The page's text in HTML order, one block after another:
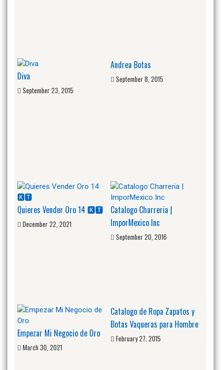
Diva
September 23, 2015
Andrea Botas
September 8, 2015
Quieres Vender Oro 14 🅺🆃
December 22, 2021
Catalogo Charreria |
ImporMexico Inc
September 20, 2016
Empezar Mi Negocio de Oro
March 30, 2021
Catalogo de Ropa Zapatos y
Botas Vaqueras para Hombre
February 27, 2015